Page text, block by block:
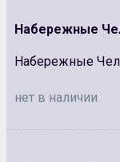
Набережные
Набережные
нет в наличии